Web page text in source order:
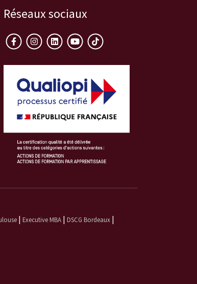
Réseaux sociaux
| Executive MBA| DSCG Bordeaux|